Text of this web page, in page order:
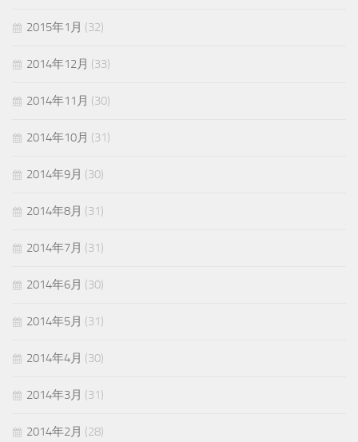
2015年1月 (32)
2014年12月 (33)
2014年11月 (30)
2014年10月 (31)
2014年9月 (30)
2014年8月 (31)
2014年7月 (31)
2014年6月 (30)
2014年5月 (31)
2014年4月 (30)
2014年3月 (31)
2014年2月 (28)